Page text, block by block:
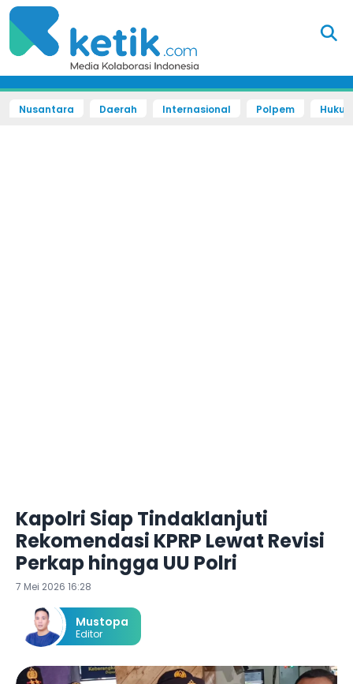
Nusantara Daerah Internasional Polpem
Kapolri Siap Tindaklanjuti
Rekomendasi KPRP Lewat Revisi
Perkap hingga UU Polri
7 Mei 2026 16:28
Mustopa
Editor